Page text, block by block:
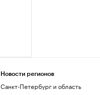
Новости регионов
Санкт-Петербург и область